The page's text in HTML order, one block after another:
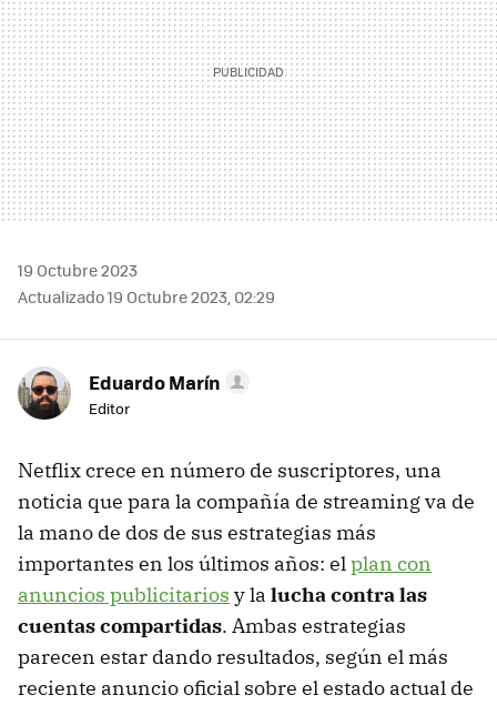
19 Octubre 2023
Actualizado 19 Octubre 2023, 02:29
Eduardo Marín
Editor
Netflix crece en número de suscriptores, una
noticia que para la compañía de streaming va de
la mano de dos de sus estrategias más
importantes en los últimos años: elplan con
anuncios publicitarios y la lucha contra las
cuentas compartidas. Ambas estrategias
parecen estar dando resultados, según el más
reciente anuncio oficial sobre el estado actual de